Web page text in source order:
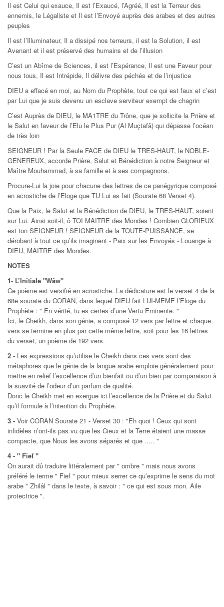
Il est Celui qui exauce, Il est l’Exaucé, l’Agréé, Il est la Terreur des
ennemis, le Légaliste et Il est l’Envoyé auprès des arabes et des autres
peuples
Il est l’Illuminateur, Il a dissipé nos terreurs, il est la Solution, il est
Avenant et il est préservé des humains et de l’illusion
C’est un Abîme de Sciences, il est l’Espérance, Il est une Faveur pour
nous tous, Il est Intrépide, Il délivre des péchés et de l’injustice
DIEU a effacé en moi, au Nom du Prophète, tout ce qui est faux et c’est
par Lui que je suis devenu un esclave serviteur exempt de chagrin
C’est Auprès de DIEU, le MA1TRE du Trône, que je sollicite la Prière et
le Salut en faveur de l’Elu le Plus Pur (Al Muçtafâ) qui dépasse l’océan
de très loin
SEIGNEUR ! Par la Seule FACE de DIEU le TRES-HAUT, le NOBLE-
GENEREUX, accorde Prière, Salut et Bénédiction à notre Seigneur et
Maître Mouhammad, à sa famille et à ses compagnons.
Procure-Lui la joie pour chacune des lettres de ce panégyrique composé
en acrostiche de l’Eloge que TU Lui as fait (Sourate 68 Verset 4).
Que la Paix, le Salut et la Bénédiction de DIEU, le TRES-HAUT, soient
sur Lui. Ainsi soit-il, ô TOI MAITRE des Mondes ! Combien GLORIEUX
est ton SEIGNEUR ! SEIGNEUR de la TOUTE-PUISSANCE, se
dérobant à tout ce qu’ils imaginent - Paix sur les Envoyés - Louange à
DIEU, MAITRE des Mondes.
NOTES
1- L’Initiale "Wâw"
Ce poème est versifié en acrostiche. La dédicature est le verset 4 de la
68e sourate du CORAN, dans lequel DIEU fait LUI-MEME l’Eloge du
Prophète : " En vérité, tu es certes d’une Vertu Eminente. "
Ici, le Cheikh, dans son génie, a composé 12 vers par lettre et chaque
vers se termine en plus par cette même lettre, soit pour les 16 lettres
du verset, un poème de 192 vers.
2 - Les expressions qu’utilise le Cheikh dans ces vers sont des
métaphores que le génie de la langue arabe emploie généralement pour
mettre en relief l’excellence d’un bienfait ou d’un bien par comparaison à
la suavité de l’odeur d’un parfum de qualité.
Donc le Cheikh met en exergue ici l’excellence de la Prière et du Salut
qu’il formule à l’intention du Prophète.
3 - Voir CORAN Sourate 21 - Verset 30 : "Eh quoi ! Ceux qui sont
infidèles n’ont-ils pas vu que les Cieux et la Terre étaient une masse
compacte, que Nous les avons séparés et que ..... "
4 - " Fief "
On aurait dû traduire littéralement par " ombre " mais nous avons
préféré le terme " Fief " pour mieux serrer ce qu’exprime le sens du mot
arabe " Zhilâl " dans le texte, à savoir : " ce qui est sous mon. Aile
protectrice ".